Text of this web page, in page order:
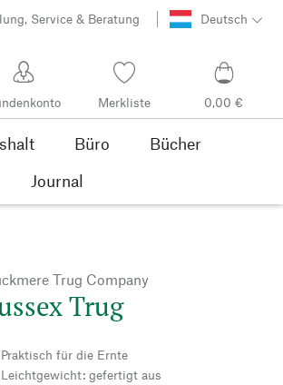
Service & Beratung Deutsch
Merkliste 0,00 €
Büro
Bücher
Journal
Trug Company
Trug
Praktisch für die Ernte
Leichtgewicht: gefertigt aus